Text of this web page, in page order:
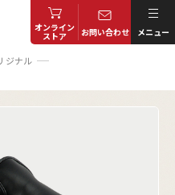
オンライン
ストア お問い合わせ メニュー
ジナル